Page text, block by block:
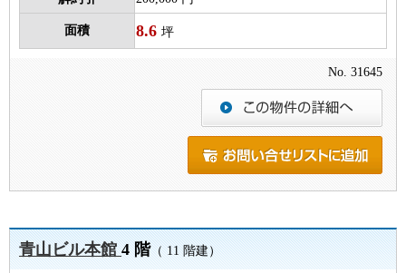
面積 8.6 坪
No. 31645
青山ビル本館4 階（ 11 階建）